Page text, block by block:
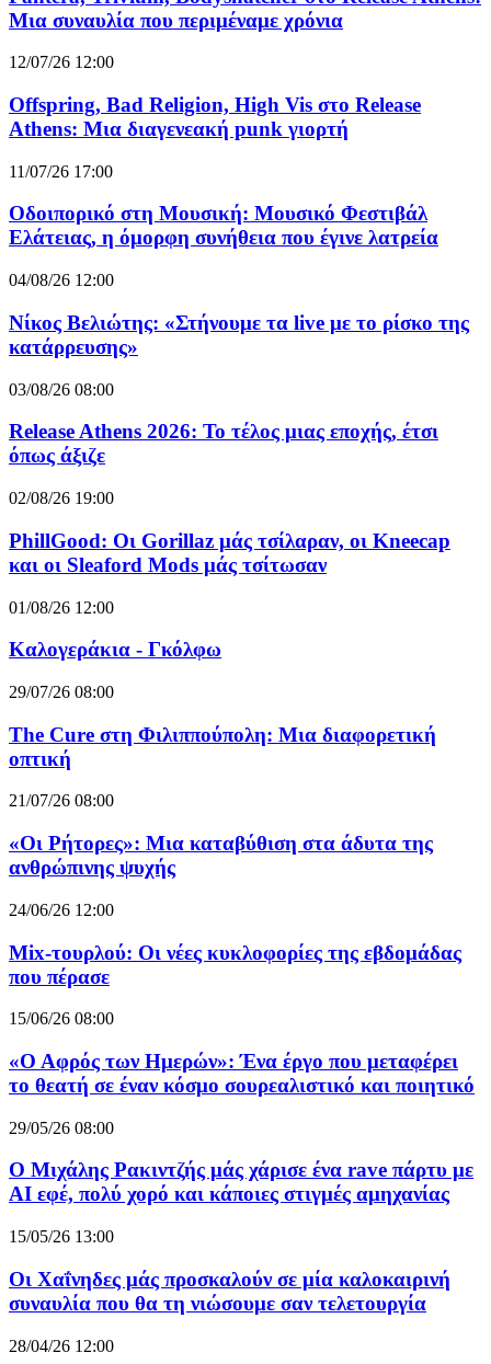
Μια συναυλία που περιμέναμε χρόνια
12/07/26 12:00
Offspring, Bad Religion, High Vis στο Release
Athens: Μια διαγενεακή punk γιορτή
11/07/26 17:00
Οδοιπορικό στη Μουσική: Μουσικό Φεστιβάλ
Ελάτειας, η όμορφη συνήθεια που έγινε λατρεία
04/08/26 12:00
Νίκος Βελιώτης: «Στήνουμε τα live με το ρίσκο της
κατάρρευσης»
03/08/26 08:00
Release Athens 2026: Το τέλος μιας εποχής, έτσι
όπως άξιζε
02/08/26 19:00
PhillGood: Οι Gorillaz μάς τσίλαραν, οι Kneecap
και οι Sleaford Mods μάς τσίτωσαν
01/08/26 12:00
Καλογεράκια - Γκόλφω
29/07/26 08:00
The Cure στη Φιλιππούπολη: Μια διαφορετική
οπτική
21/07/26 08:00
«Οι Ρήτορες»: Μια καταβύθιση στα άδυτα της
ανθρώπινης ψυχής
24/06/26 12:00
Mix-τουρλού: Οι νέες κυκλοφορίες της εβδομάδας
που πέρασε
15/06/26 08:00
«Ο Αφρός των Ημερών»: Ένα έργο που μεταφέρει
το θεατή σε έναν κόσμο σουρεαλιστικό και ποιητικό
29/05/26 08:00
Ο Μιχάλης Ρακιντζής μάς χάρισε ένα rave πάρτυ με
AI εφέ, πολύ χορό και κάποιες στιγμές αμηχανίας
15/05/26 13:00
Οι Χαΐνηδες μάς προσκαλούν σε μία καλοκαιρινή
συναυλία που θα τη νιώσουμε σαν τελετουργία
28/04/26 12:00